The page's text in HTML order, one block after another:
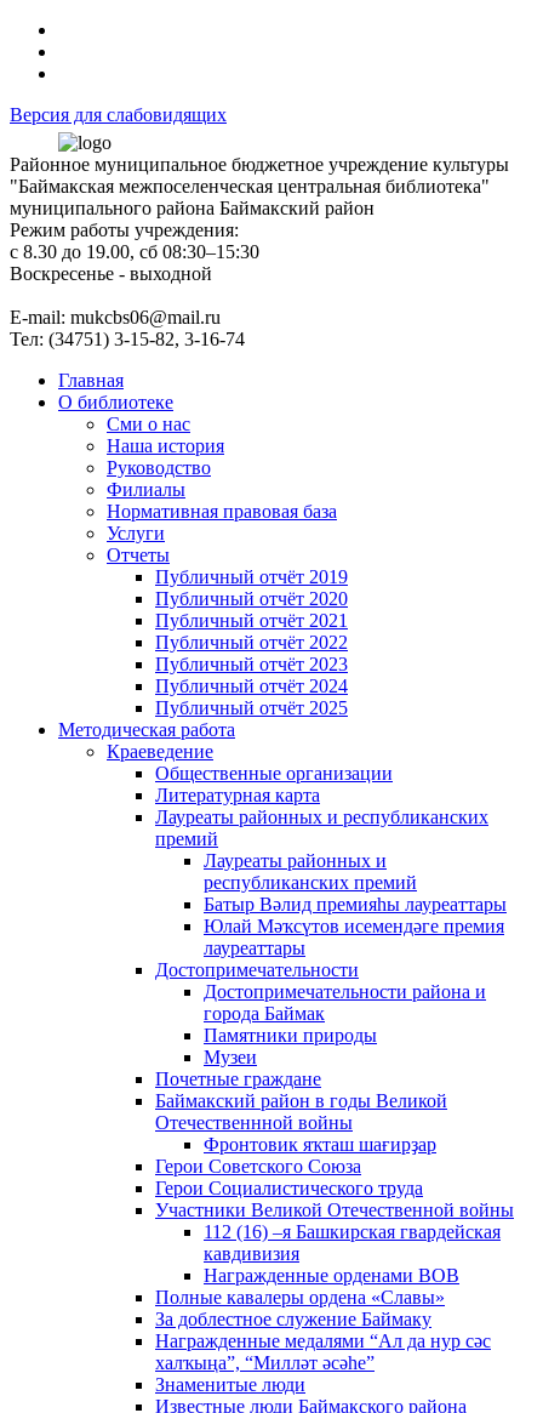
Версия для слабовидящих
Районное муниципальное бюджетное учреждение культуры
"Баймакская межпоселенческая центральная библиотека"
муниципального района Баймакский район
Режим работы учреждения:
с 8.30 до 19.00, сб 08:30–15:30
Воскресенье - выходной
Е-mail: mukcbs06@mail.ru
Тел: (34751) 3-15-82, 3-16-74
Главная
О библиотеке
Сми о нас
Наша история
Руководство
Филиалы
Нормативная правовая база
Услуги
Отчеты
Публичный отчёт 2019
Публичный отчёт 2020
Публичный отчёт 2021
Публичный отчёт 2022
Публичный отчёт 2023
Публичный отчёт 2024
Публичный отчёт 2025
Методическая работа
Краеведение
Общественные организации
Литературная карта
Лауреаты районных и республиканских
премий
Лауреаты районных и
республиканских премий
Батыр Вәлид премияһы лауреаттары
Юлай Мәҡсүтов исемендәге премия
лауреаттары
Достопримечательности
Достопримечательности района и
города Баймак
Памятники природы
Музеи
Почетные граждане
Баймакский район в годы Великой
Отечественнной войны
Фронтовик яҡташ шағирҙар
Герои Советского Союза
Герои Социалистического труда
Участники Великой Отечественной войны
112 (16) –я Башкирская гвардейская
кавдивизия
Награжденные орденами ВОВ
Полные кавалеры ордена «Славы»
За доблестное служение Баймаку
Награжденные медалями “Ал да нур сәс
халҡыңа”, “Милләт әсәһе”
Знаменитые люди
Известные люди Баймакского района